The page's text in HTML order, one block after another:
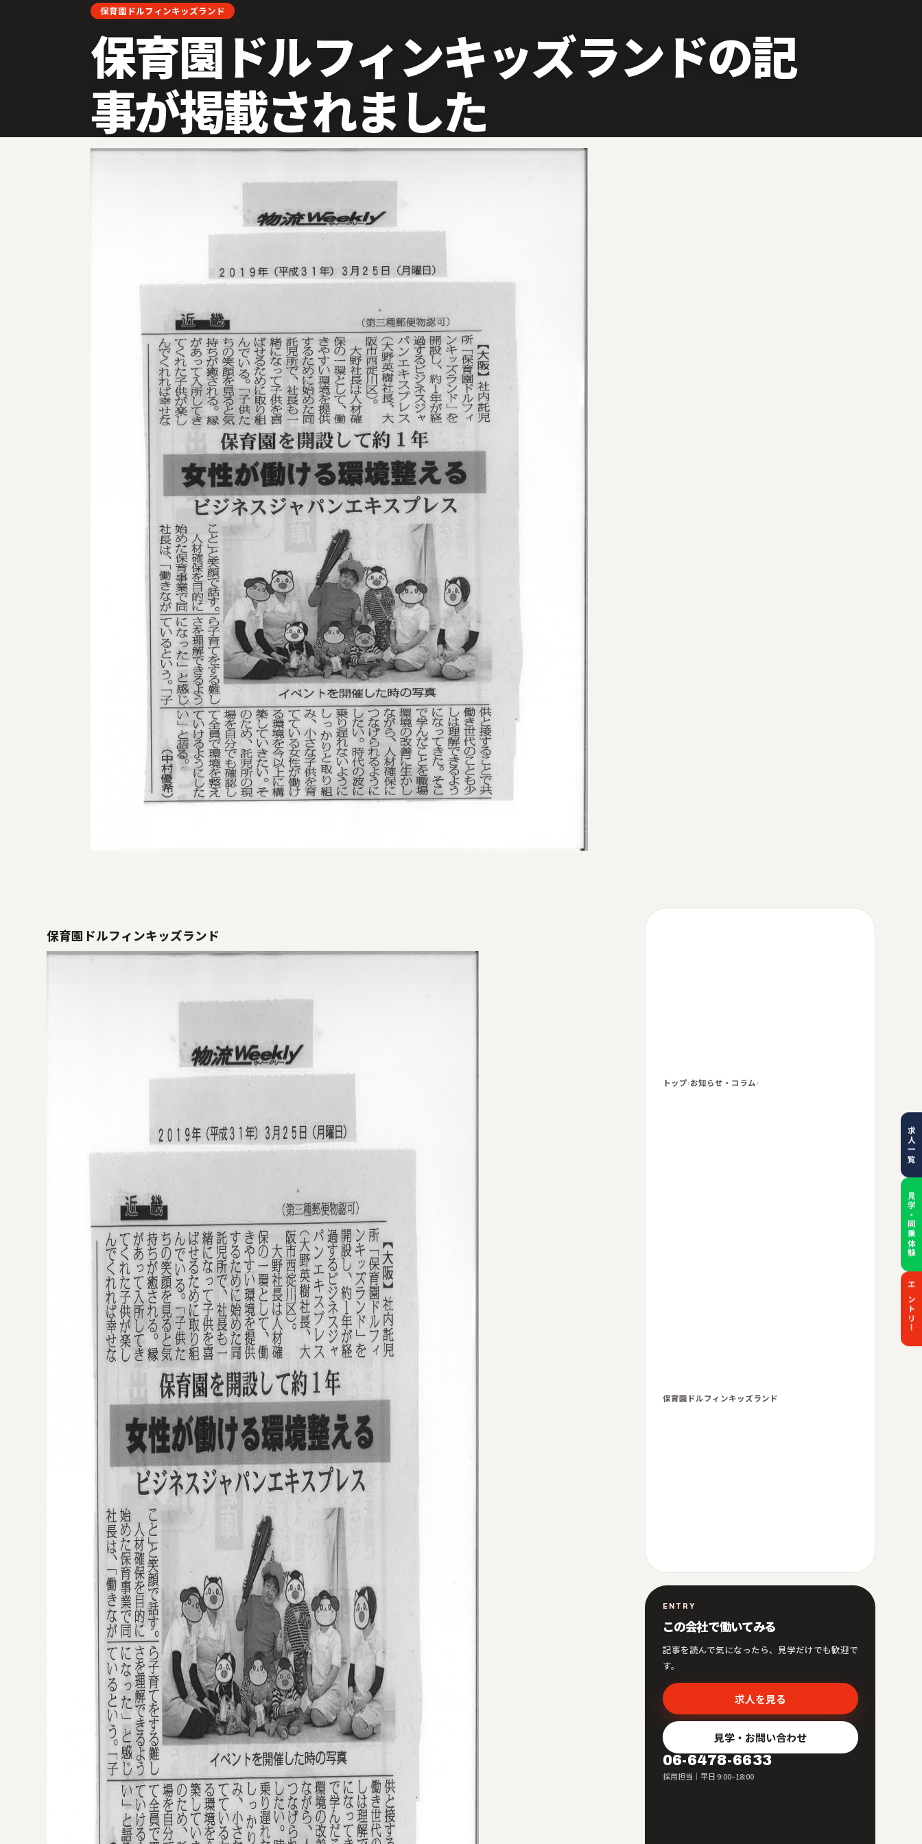
保育園ドルフィンキッズランド
保育園ドルフィンキッズランドの記
事が掲載されました
保育園ドルフィンキッズランド
トップ›お知らせ・コラム›
保育園ドルフィンキッズランド
ENTRY
この会社で働いてみる
記事を読んで気になったら、見学だけでも歓迎で
す。
求人を見る
見学・お問い合わせ
06-6478-6633
採用担当｜平日 9:00–18:00
求人一覧
見学・同乗体験
エントリー